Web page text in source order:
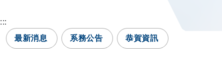
:::
最新消息
系務公告 恭賀資訊